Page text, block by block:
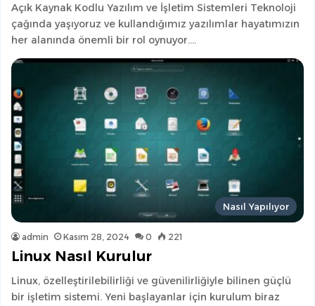
Açık Kaynak Kodlu Yazılım ve İşletim Sistemleri Teknoloji
çağında yaşıyoruz ve kullandığımız yazılımlar hayatımızın
her alanında önemli bir rol oynuyor.…
Nasıl Yapılıyor
admin Kasım 28, 2024 0 221
Linux Nasıl Kurulur
Linux, özelleştirilebilirliği ve güvenilirliğiyle bilinen güçlü
bir işletim sistemi. Yeni başlayanlar için kurulum biraz